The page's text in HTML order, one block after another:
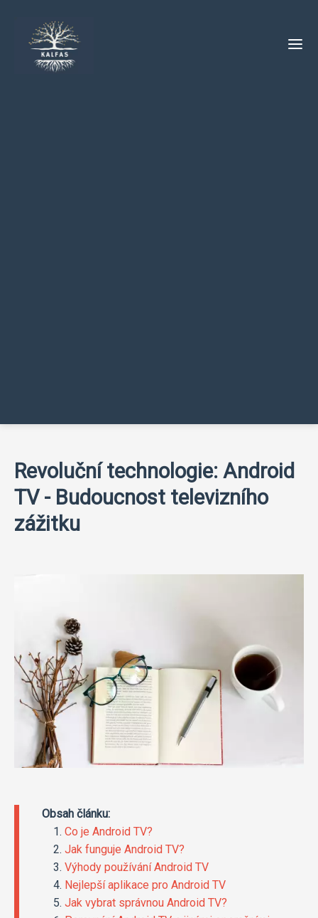
Revoluční technologie: Android
TV - Budoucnost televizního
zážitku
Obsah článku:
Co je Android TV?
Jak funguje Android TV?
Výhody používání Android TV
Nejlepší aplikace pro Android TV
Jak vybrat správnou Android TV?